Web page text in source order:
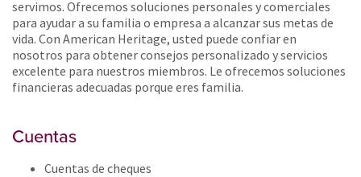
servimos. Ofrecemos soluciones personales y comerciales
para ayudar a su familia o empresa a alcanzar sus metas de
vida. Con American Heritage, usted puede confiar en
nosotros para obtener consejos personalizado y servicios
excelente para nuestros miembros. Le ofrecemos soluciones
financieras adecuadas porque eres familia.
Cuentas
Cuentas de cheques